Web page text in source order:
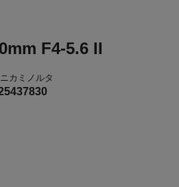
F4-5.6 II
カミノルタ